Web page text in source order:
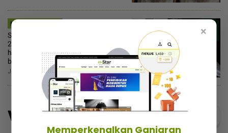
MSTAR | SEMASA
Selepas bayar kompaun RM10 juta,
26 pertuduhan pengubahan wang
haram terhadap Nicky Liow ditarik
balik
Jumaat, 7 Ogos 2026 4:30 PM
Video Menarik@video
×
Memperkenalkan Ganjaran